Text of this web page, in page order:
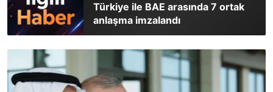
Türkiye ile BAE arasında 7 ortak
anlaşma imzalandı